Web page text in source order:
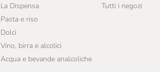
La Dispensa
Pasta e riso
Dolci
Vino, birra e alcolici
Acqua e bevande analcoliche
Tutti i negozi